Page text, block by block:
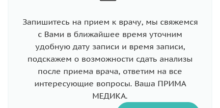
Запишитесь на прием к врачу, мы свяжемся
с Вами в ближайшее время уточним
удобную дату записи и время записи,
подскажем о возможности сдать анализы
после приема врача, ответим на все
интересующие вопросы. Ваша ПРИМА
МЕДИКА.